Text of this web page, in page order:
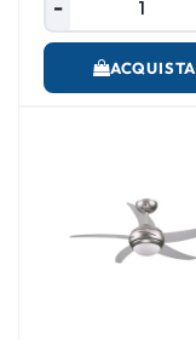
ACQUISTA